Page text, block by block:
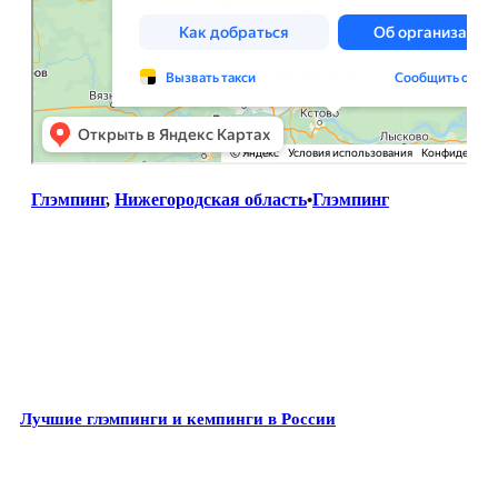
Глэмпинг, Нижегородская область•Глэмпинг
Лучшие глэмпинги и кемпинги в России